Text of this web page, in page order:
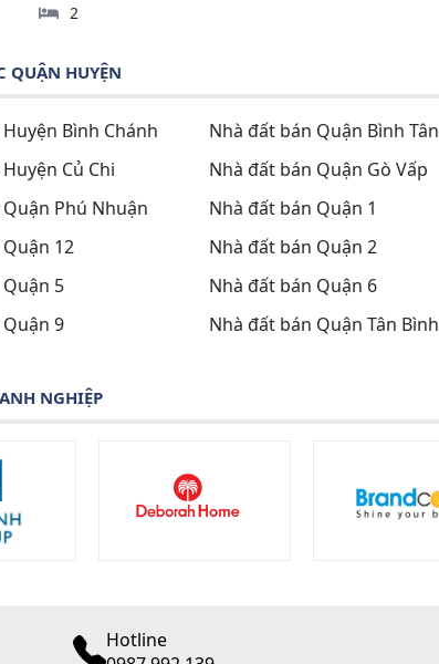
2
QUẬN HUYỆN
Bình Chánh Nhà đất bán Quận Bình Tân
Củ Chi
Nhà đất bán Quận Gò Vấp
Phú Nhuận
Nhà đất bán Quận 1
12
Nhà đất bán Quận 2
5
Nhà đất bán Quận 6
9
Nhà đất bán Quận Tân Bình
NGHIỆP
Hotline